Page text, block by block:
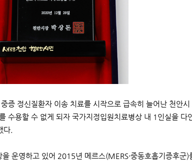
증 정신질환자 이송 치료를 시작으로 급속히 늘어난 천안
수용할 수 없게 되자 국가지정입원치료병상 내 1인실을 다
다.
운영하고 있어 2015년 메르스(MERS·중동호흡기증후군)